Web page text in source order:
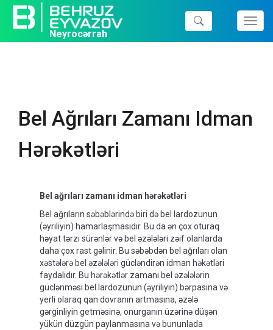
Neyrocərrah
Bel Ağrıları Zamanı Idman
Hərəkətləri
Bel ağrıları zamanı idman hərəkətləri
Bel ağrıların səbəblərində biri də bel lardozunun
(əyriliyin) hamarlaşmasıdır. Bu da ən çox oturaq
həyat tərzi sürənlər və bel əzələləri zəif olanlarda
daha çox rast gəlinir. Bu səbəbdən bel ağrıları olan
xəstələrə bel əzələləri gücləndirən idman həkətləri
faydalıdır. Bu hərəkətlər zamanı bel əzələlərin
güclənməsi bel lardozunun (əyriliyin) bərpasina və
yerli olaraq qan dovranın artmasına, əzələ
gərginliyin getməsinə, onurganın üzərinə düşən
yükün düzgün paylanmasına və bununlada